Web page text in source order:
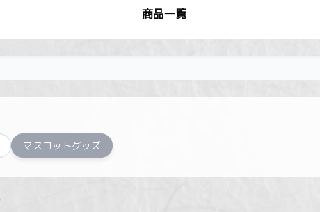
商品一覧
マスコットグッズ